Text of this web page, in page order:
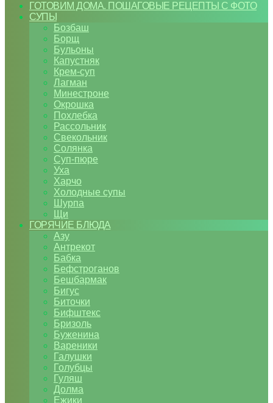
ГОТОВИМ ДОМА. ПОШАГОВЫЕ РЕЦЕПТЫ С ФОТО
СУПЫ
Бозбаш
Борщ
Бульоны
Капустняк
Крем-суп
Лагман
Минестроне
Окрошка
Похлебка
Рассольник
Свекольник
Солянка
Суп-пюре
Уха
Харчо
Холодные супы
Шурпа
Щи
ГОРЯЧИЕ БЛЮДА
Азу
Антрекот
Бабка
Бефстроганов
Бешбармак
Бигус
Биточки
Бифштекс
Бризоль
Буженина
Вареники
Галушки
Голубцы
Гуляш
Долма
Ежики